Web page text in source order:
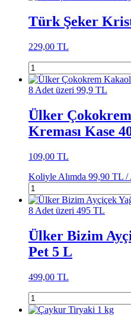
Türk Şeker
229,00 TL
8 Adet üzeri 99,9 TL
Ülker
Kreması Kase
109,00 TL
Koliyle Alımda 99,90 TL /
8 Adet üzeri 495 TL
Ülker Bizim
Pet 5 L
499,00 TL